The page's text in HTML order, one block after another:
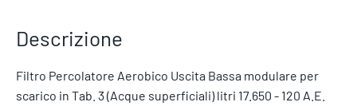
Descrizione
Filtro Percolatore Aerobico Uscita Bassa modulare per
scarico in Tab. 3 (Acque superficiali) litri 17.650 - 120 A.E.